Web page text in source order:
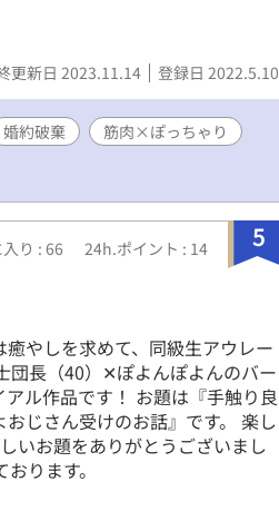
更新日 2023.11.14 登録日 2022.5.10
婚約破棄
筋肉×ぽっちゃり
5
り : 66 24h.ポイント : 14
やしを求めて、同級生アウレー
団長（40）✕ぽよんぽよんのバー
ル作品です！ お題は『手触り良
じさん受けのお話』です。 楽し
いお題をありがとうございまし
ります。